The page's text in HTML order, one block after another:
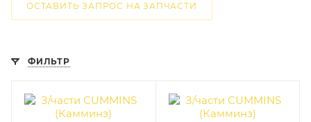
ОСТАВИТЬ ЗАПРОС НА ЗАПЧАСТИ
ФИЛЬТР